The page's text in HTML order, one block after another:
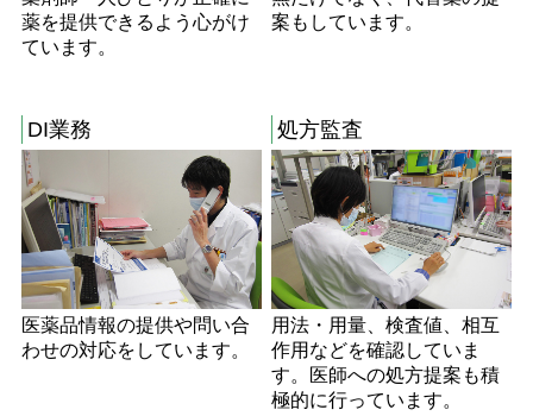
薬を提供できるよう心がけ
ています。
案もしています。
DI業務
医薬品情報の提供や問い合
わせの対応をしています。
処方監査
用法・用量、検査値、相互
作用などを確認していま
す。医師への処方提案も積
極的に行っています。